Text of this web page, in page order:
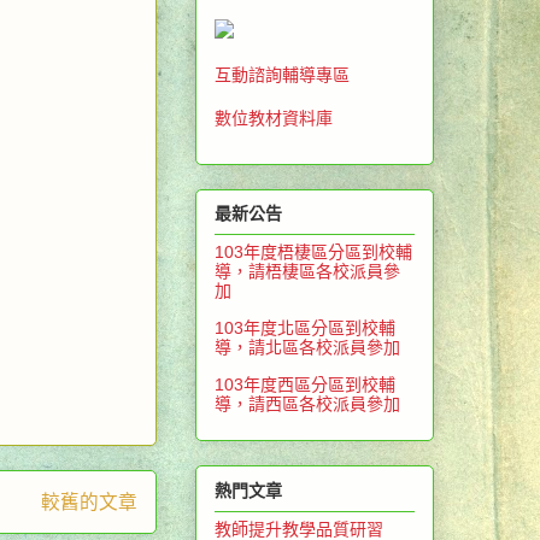
較舊的文章
互動諮詢輔導專區
數位教材資料庫
最新公告
103年度梧棲區分區到校輔
導，請梧棲區各校派員參
加
103年度北區分區到校輔
導，請北區各校派員參加
103年度西區分區到校輔
導，請西區各校派員參加
熱門文章
教師提升教學品質研習